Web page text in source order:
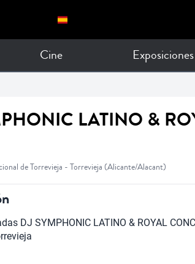
Cine
LATINO &
de Torrevieja - Torrevieja (Alicante/Alacant)
DJ SYMPHONIC LATINO & ROYAL